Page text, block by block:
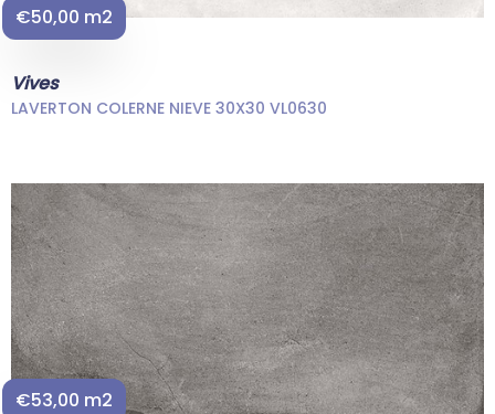
€50,00 m2
Vives
LAVERTON COLERNE NIEVE 30X30 VL0630
€53,00 m2